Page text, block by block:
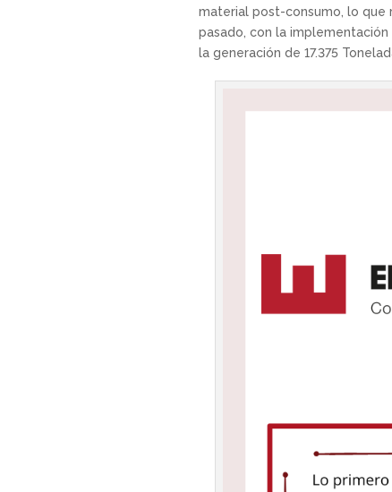
material post-consumo, lo que
pasado, con la
la generación de 17.375